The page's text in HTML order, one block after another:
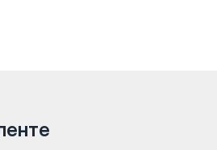
лезгинки